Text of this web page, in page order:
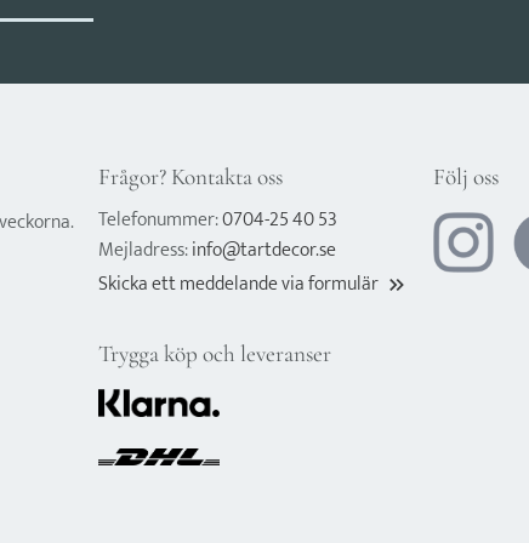
Frågor? Kontakta oss
Telefonummer:0704-25 40 53
Mejladress:info@tartdecor.se
Skicka ett meddelande via formulär keyboard_double_arrow_right
Trygga köp och leveranser
Följ oss